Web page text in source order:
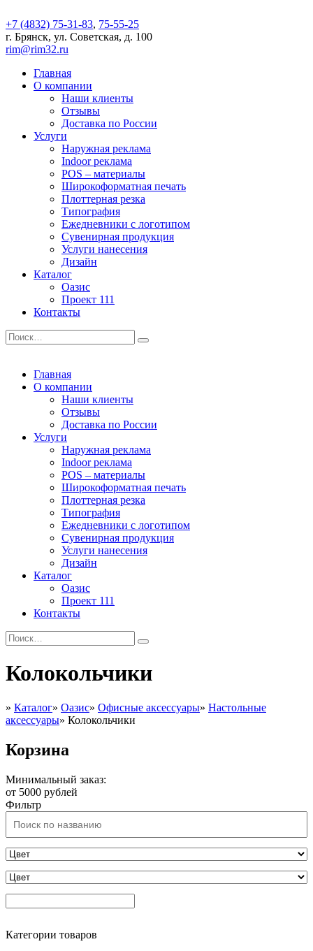
+7 (4832) 75-31-83, 75-55-25
г. Брянск, ул. Советская, д. 100
rim@rim32.ru
Главная
О компании
Наши клиенты
Отзывы
Доставка по России
Услуги
Наружная реклама
Indoor реклама
POS – материалы
Широкоформатная печать
Плоттерная резка
Типография
Ежедневники с логотипом
Сувенирная продукция
Услуги нанесения
Дизайн
Каталог
Оазис
Проект 111
Контакты
Главная
О компании
Наши клиенты
Отзывы
Доставка по России
Услуги
Наружная реклама
Indoor реклама
POS – материалы
Широкоформатная печать
Плоттерная резка
Типография
Ежедневники с логотипом
Сувенирная продукция
Услуги нанесения
Дизайн
Каталог
Оазис
Проект 111
Контакты
Колокольчики
» Каталог» Оазис» Офисные аксессуары» Настольные
аксессуары» Колокольчики
Корзина
Минимальный заказ:
от 5000 рублей
Фильтр
Категории товаров